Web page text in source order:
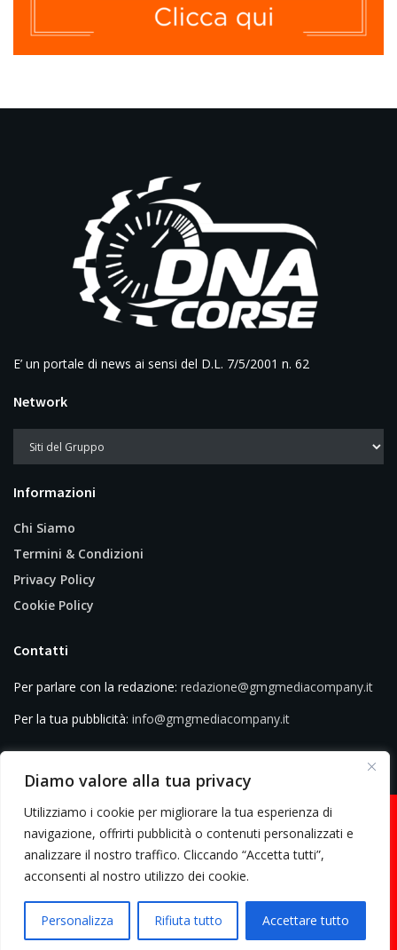
Diamo valore alla tua privacy
Utilizziamo i cookie per migliorare la tua esperienza di
navigazione, offrirti pubblicità o contenuti personalizzati e
analizzare il nostro traffico. Cliccando “Accetta tutti”,
acconsenti al nostro utilizzo dei cookie.
Personalizza Rifiuta tutto Accettare tutto
E’ un portale di news ai sensi del D.L. 7/5/2001 n. 62
Network
Informazioni
Chi Siamo
Termini & Condizioni
Privacy Policy
Cookie Policy
Contatti
Per parlare con la redazione: redazione@gmgmediacompany.it
Per la tua pubblicità: info@gmgmediacompany.it
© 2026 GMG Media Company Di Mossutti Gianluca | Sede legale: Corso
03234710642 | C.F: MSSGLC89D15L483O | REA: AV - 313130 | Domicilio
digitale: gmgmediacompany@pec.it